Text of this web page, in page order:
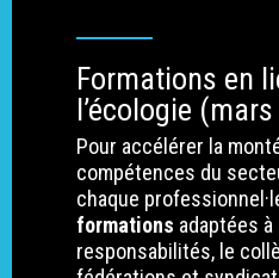
Hit enter to search or
Formations en
l’écologie
Pour accélérer la
compétences du
chaque
formations adaptées
responsabilités, le